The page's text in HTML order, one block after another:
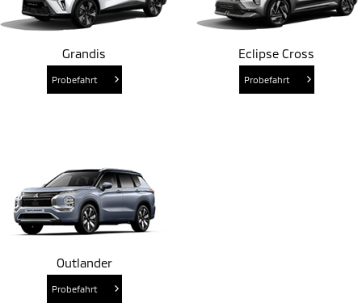
Grandis
Probefahrt
Eclipse Cross
Probefahrt
Outlander
Probefahrt